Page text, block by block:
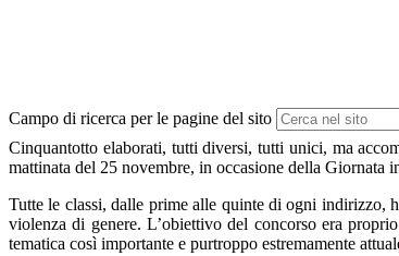
Campo di ricerca per le pagine del sito
Cinquantotto elaborati, tutti diversi, tutti unici, ma
mattinata del 25 novembre, in occasione della Giornata
Tutte le classi, dalle prime alle quinte di ogni indirizzo,
violenza di genere. L’obiettivo del concorso era
tematica così importante e purtroppo estremamente